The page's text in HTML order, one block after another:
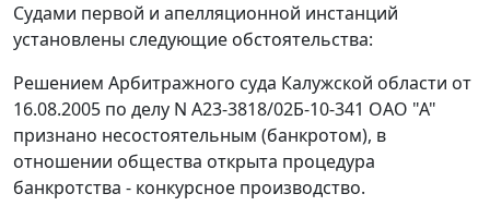
Судами первой и апелляционной инстанций
установлены следующие обстоятельства:
Решением Арбитражного суда Калужской области от
16.08.2005 по делу N А23-3818/02Б-10-341 ОАО "А"
признано несостоятельным (банкротом), в
отношении общества открыта процедура
банкротства - конкурсное производство.